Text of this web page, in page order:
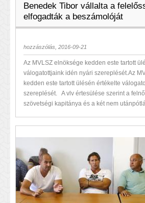
Benedek Tibor vállalta a
elfogadták a beszámolóját
hozzászólás, 2016-09-21
Az MVLSZ elnöksége kedden este tartott
válogatottjaink idén nyári szereplését.Az
kedden este tartott ülésén értékelte
szereplését. A vlv értesülése szerint a
szövetségi kapitánya és a két nem